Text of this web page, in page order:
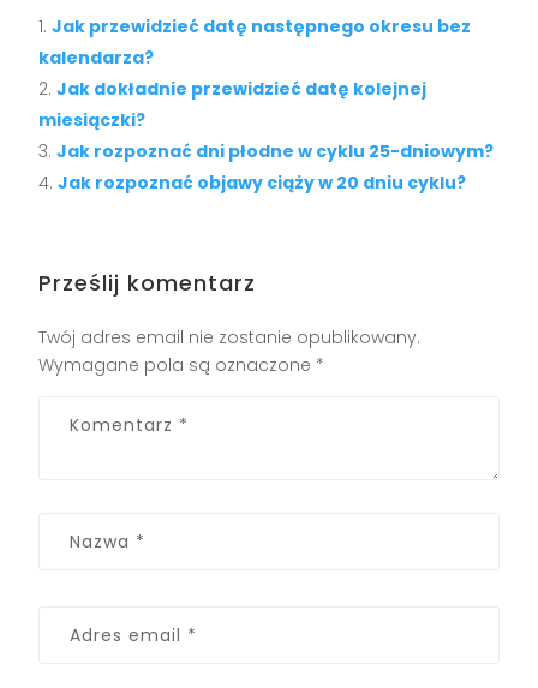
Jak przewidzieć datę następnego okresu bez
kalendarza?
Jak dokładnie przewidzieć datę kolejnej
miesiączki?
Jak rozpoznać dni płodne w cyklu 25-dniowym?
Jak rozpoznać objawy ciąży w 20 dniu cyklu?
Prześlij komentarz
Twój adres email nie zostanie opublikowany.
Wymagane pola są oznaczone *